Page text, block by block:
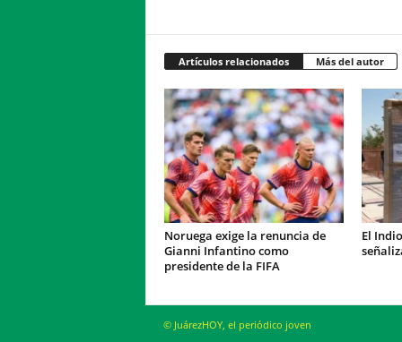
Artículos relacionados Más del autor
Noruega exige la renuncia de
Gianni Infantino como
presidente de la FIFA
El
© JuárezHOY, el periódico joven